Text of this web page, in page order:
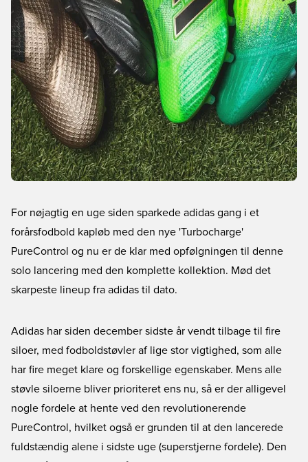
For nøjagtig en uge siden sparkede adidas gang i et
forårsfodbold kapløb med den nye 'Turbocharge'
PureControl og nu er de klar med opfølgningen til denne
solo lancering med den komplette kollektion. Mød det
skarpeste lineup fra adidas til dato.
Adidas har siden december sidste år vendt tilbage til fire
siloer, med fodboldstøvler af lige stor vigtighed, som alle
har fire meget klare og forskellige egenskaber. Mens alle
støvle siloerne bliver prioriteret ens nu, så er der alligevel
nogle fordele at hente ved den revolutionerende
PureControl, hvilket også er grunden til at den lancerede
fuldstændig alene i sidste uge (superstjerne fordele). Den